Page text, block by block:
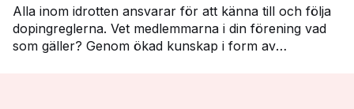
Alla inom idrotten ansvarar för att känna till och följa
dopingreglerna. Vet medlemmarna i din förening vad
som gäller? Genom ökad kunskap i form av